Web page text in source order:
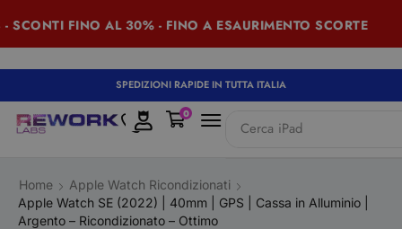
FINO AL 30% - FINO A ESAURIMENTO SCORTE
SPEDIZIONI RAPIDE IN TUTTA ITALIA
Cerca iPad
0
Home
Apple Watch Ricondizionati
Apple Watch SE (2022) | 40mm | GPS | Cassa in Alluminio |
Argento – Ricondizionato – Ottimo